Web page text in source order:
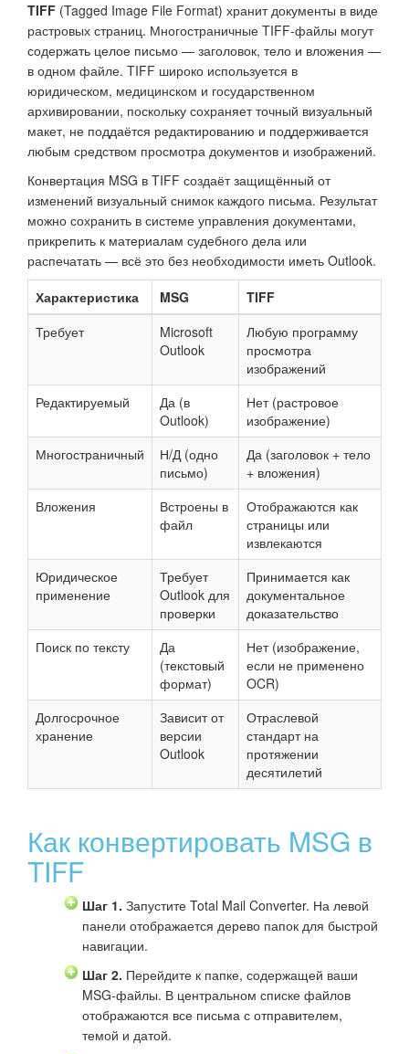
TIFF (Tagged Image File Format) хранит документы в виде
растровых страниц. Многостраничные TIFF-файлы могут
содержать целое письмо — заголовок, тело и вложения —
в одном файле. TIFF широко используется в
юридическом, медицинском и государственном
архивировании, поскольку сохраняет точный визуальный
макет, не поддаётся редактированию и поддерживается
любым средством просмотра документов и изображений.
Конвертация MSG в TIFF создаёт защищённый от
изменений визуальный снимок каждого письма. Результат
можно сохранить в системе управления документами,
прикрепить к материалам судебного дела или
распечатать — всё это без необходимости иметь Outlook.
Характеристика
MSG
TIFF
Требует
Microsoft
Outlook
Любую программу
просмотра
изображений
Редактируемый
Да (в
Outlook)
Нет (растровое
изображение)
Многостраничный
Н/Д (одно
письмо)
Да (заголовок + тело
+ вложения)
Вложения
Встроены в
файл
Отображаются как
страницы или
извлекаются
Юридическое
применение
Требует
Outlook для
проверки
Принимается как
документальное
доказательство
Поиск по тексту
Да
(текстовый
формат)
Нет (изображение,
если не применено
OCR)
Долгосрочное
хранение
Зависит от
версии
Outlook
Отраслевой
стандарт на
протяжении
десятилетий
Как конвертировать MSG в
TIFF
Шаг 1. Запустите Total Mail Converter. На левой
панели отображается дерево папок для быстрой
навигации.
Шаг 2. Перейдите к папке, содержащей ваши
MSG-файлы. В центральном списке файлов
отображаются все письма с отправителем,
темой и датой.